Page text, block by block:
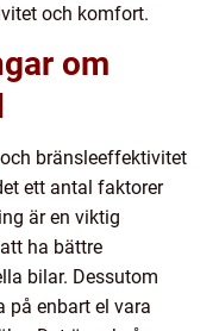
och komfort.
om
bränsleeffektivitet
ett antal faktorer
är en viktig
ha bättre
bilar. Dessutom
på enbart el vara